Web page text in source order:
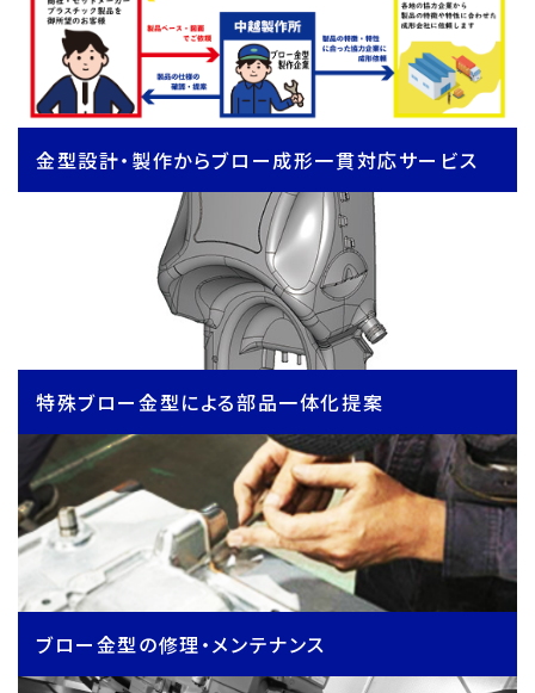
金型設計・製作からブロー成形一貫対応サービス
特殊ブロー金型による部品一体化提案
ブロー金型の修理・メンテナンス